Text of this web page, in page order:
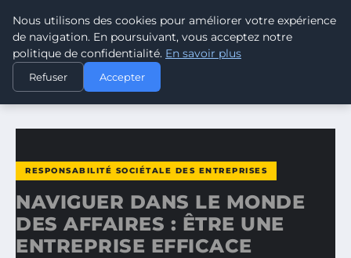
CLIMATE RESPONSE BLOG
ACCUEIL
RESPONSABILITÉ SOCIÉTALE DES ENTREPRISES
NAVIGUER DANS LE MONDE DES AFFAIRES : ÊTRE UNE…
RESPONSABILITÉ SOCIÉTALE DES ENTREPRISES
NAVIGUER DANS LE MONDE
DES AFFAIRES : ÊTRE UNE
ENTREPRISE EFFICACE
Nous utilisons des cookies pour améliorer votre expérience
de navigation. En poursuivant, vous acceptez notre
politique de confidentialité. En savoir plus
Refuser Accepter